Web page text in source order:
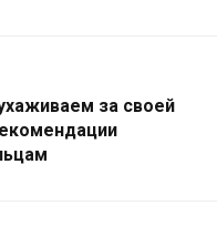
за своей